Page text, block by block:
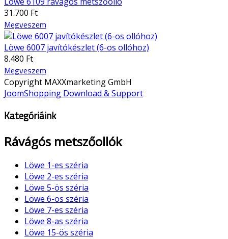
31.700 Ft
Megveszem
Löwe 6007 javítókészlet (6-os ollóhoz)
8.480 Ft
Megveszem
Copyright MAXXmarketing GmbH
JoomShopping Download & Support
Kategóriáink
Rávágós metszőollók
Löwe 1-es széria
Löwe 2-es széria
Löwe 5-ös széria
Löwe 6-os széria
Löwe 7-es széria
Löwe 8-as széria
Löwe 15-ös széria